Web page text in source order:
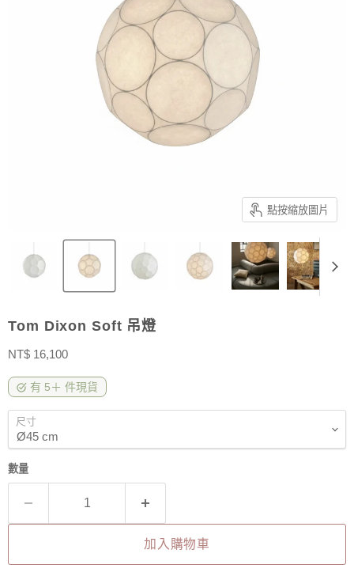
點按縮放圖片
Tom Dixon Soft 吊燈
售價
NT$ 16,100
有 5＋ 件現貨
尺寸
數量
加入購物車